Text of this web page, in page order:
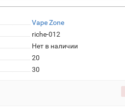
Vape Zone
riche-012
Нет в наличии
20
30